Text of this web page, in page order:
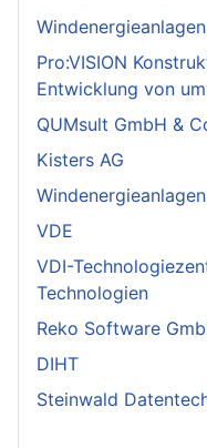
Pro:VISION
Entwicklung von
QUMsult GmbH &
Kisters AG
VDE
VDI-
Technologien
Reko Software
DIHT
Steinwald